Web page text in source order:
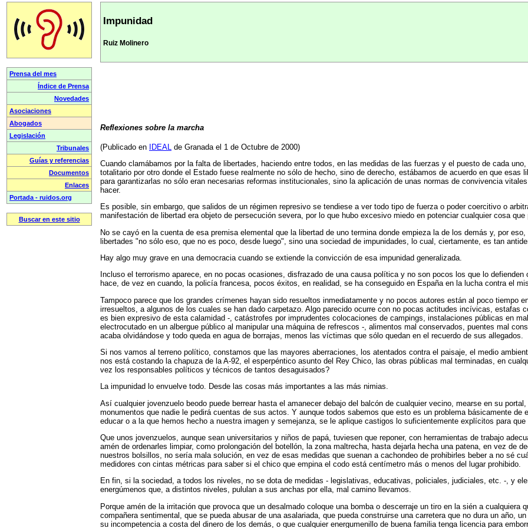
Impunidad
Ruiz Molinero
Reflexiones sobre la marcha
(Publicado en IDEAL
de Granada el 1 de Octubre de 2000)
Cuando clamábamos por la falta de libertades, haciendo entre todos, en las medidas de las fuerzas y el puesto de cada
totalitario por otro donde el Estado fuese realmente no sólo de hecho, sino de derecho, estábamos de acuerdo en que esas
para garantizarlas no sólo eran necesarias reformas institucionales, sino la aplicación de unas normas de convivencia
hacer.
Es posible, sin embargo, que salidos de un régimen represivo se tendiese a ver todo tipo de fuerza o poder coercitivo o
manifestación de libertad era objeto de persecución severa, por lo que hubo excesivo miedo en potenciar cualquier cosa que
No se cayó en la cuenta de esa premisa elemental que la libertad de uno termina donde empieza la de los demás y, por
libertades "no sólo eso, que no es poco, desde luego", sino una sociedad de impunidades, lo cual, ciertamente, es tan
Hay algo muy grave en una democracia cuando se extiende la convicción de esa impunidad generalizada.
Incluso el terrorismo aparece, en no pocas ocasiones, disfrazado de una causa política y no son pocos los que lo
hace, de vez en cuando, la policía francesa, pocos éxitos, en realidad, se ha conseguido en España en la lucha contra el
Tampoco parece que los grandes crímenes hayan sido resueltos inmediatamente y no pocos autores están al poco tiempo
irresueltos, a algunos de los cuales se han dado carpetazo. Algo parecido ocurre con no pocas actitudes incívicas, estafas
es bien expresivo de esta calamidad -, catástrofes por imprudentes colocaciones de campings, instalaciones públicas en
electrocutado en un albergue público al manipular una máquina de refrescos -, alimentos mal conservados, puentes mal
acaba olvidándose y todo queda en agua de borrajas, menos las víctimas que sólo quedan en el recuerdo de sus allegados.
Si nos vamos al terreno político, constamos que las mayores aberraciones, los atentados contra el paisaje, el medio
nos está costando la chapuza de la A-92, el esperpéntico asunto del Rey Chico, las obras públicas mal terminadas, en
vez los responsables políticos y técnicos de tantos desaguisados?
La impunidad lo envuelve todo. Desde las cosas más importantes a las más nimias.
Así cualquier jovenzuelo beodo puede berrear hasta el amanecer debajo del balcón de cualquier vecino, mearse en su
monumentos que nadie le pedirá cuentas de sus actos. Y aunque todos sabemos que esto es un problema básicamente
educar o a la que hemos hecho a nuestra imagen y semejanza, se le aplique castigos lo suficientemente explícitos para
Que unos jovenzuelos, aunque sean universitarios y niños de papá, tuviesen que reponer, con herramientas de trabajo
amén de ordenarles limpiar, como prolongación del botellón, la zona maltrecha, hasta dejarla hecha una patena, en vez de
nuestros bolsillos, no sería mala solución, en vez de esas medidas que suenan a cachondeo de prohibirles beber a no sé
medidores con cintas métricas para saber si el chico que empina el codo está centímetro más o menos del lugar prohibido.
En fin, si la sociedad, a todos los niveles, no se dota de medidas - legislativas, educativas, policiales, judiciales, etc. -, y
energúmenos que, a distintos niveles, pululan a sus anchas por ella, mal camino llevamos.
Porque amén de la irritación que provoca que un desalmado coloque una bomba o descerraje un tiro en la sién a
compañera sentimental, que se pueda abusar de una asalariada, que pueda construirse una carretera que no dura un año,
su incompetencia a costa del dinero de los demás, o que cualquier energumenillo de buena familia tenga licencia para